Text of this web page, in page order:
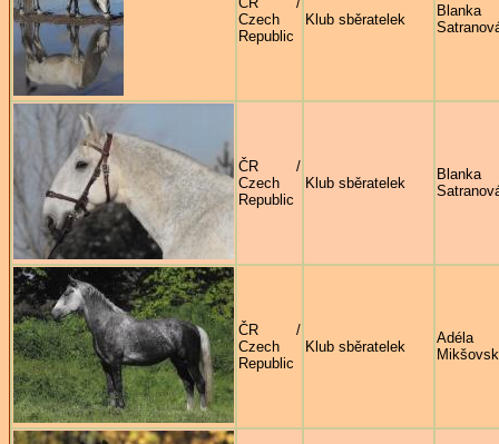
Czech
Republic
Klub sběratelek
Blanka
ČR /
Czech
Republic
Klub sběratelek
Blanka
ČR /
Czech
Republic
Klub sběratelek
Adéla